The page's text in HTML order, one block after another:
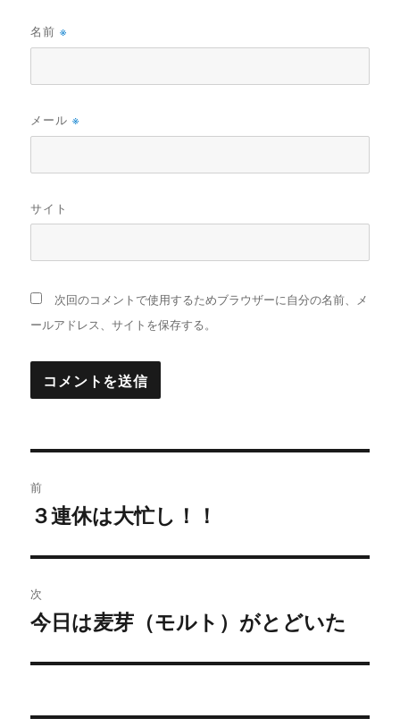
名前※
メール※
サイト
次回のコメントで使用するためブラウザーに自分の名前、メ
ールアドレス、サイトを保存する。
稿
ビ
ゲ
ー
前
過
の
投
稿:
３連休は大忙し！！
次
次
投
今日は麦芽（モルト）がとどいた